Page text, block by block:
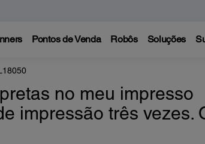
Pontos de Venda Robôs Soluções
no meu impresso
impressão três vezes.